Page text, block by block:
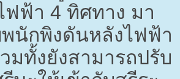
ฟฟ้า 4 ทิศทาง มา
นักพิงดันหลังไฟฟ้า
มทั้งยังสามารถปรับ